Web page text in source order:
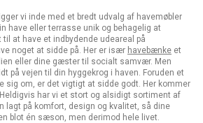
vi inde med et bredt udvalg af havemøbler
have eller terrasse unik og behagelig at
at have et indbydende udeareal på
noget at sidde på. Her er især havebænke et
eller dine gæster til socialt samvær. Men
på vejen til din hyggekrog i haven. Foruden et
sig om, er det vigtigt at sidde godt. Her kommer
har vi et stort og alsidigt sortiment af
lagt på komfort, design og kvalitet, så dine
blot én sæson, men derimod hele livet.